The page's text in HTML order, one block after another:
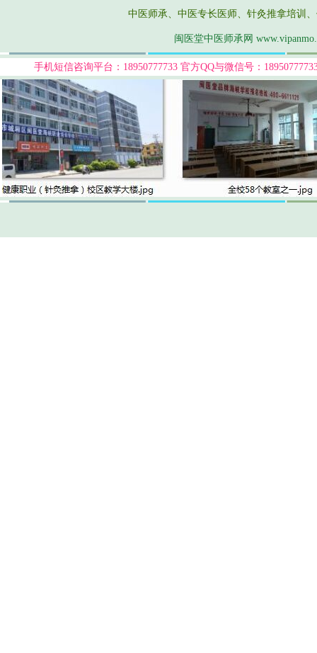
中医师承、中医专长医师、针灸推拿培训
闽医堂中医师承网
手机短信咨询平台：18950777733 官方QQ与微信号：